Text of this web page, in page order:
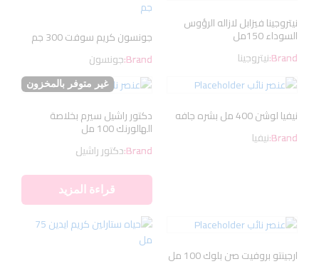
نيتروجينا فيزابل لازاله الرؤوس
السوداء 150مل
Brand:نيتروجينا
جونسون كريم سوفت 300 جم
Brand:جونسون
نيفيا لوشن 400 مل بشره جافه
Brand:نيفيا
غير متوفر بالمخزون
دكتور راشيل سيرم بخلاصة
الهالورنك 100 مل
Brand:دكتور راشيل
قراءة المزيد
ارجينتو بروفيت صن بلوك 100 مل